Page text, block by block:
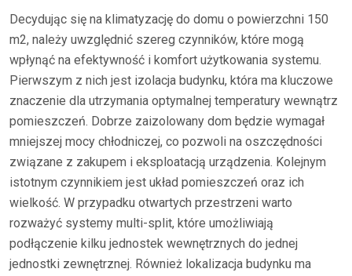
Decydując się na klimatyzację do domu o powierzchni 150
m2, należy uwzględnić szereg czynników, które mogą
wpłynąć na efektywność i komfort użytkowania systemu.
Pierwszym z nich jest izolacja budynku, która ma kluczowe
znaczenie dla utrzymania optymalnej temperatury wewnątrz
pomieszczeń. Dobrze zaizolowany dom będzie wymagał
mniejszej mocy chłodniczej, co pozwoli na oszczędności
związane z zakupem i eksploatacją urządzenia. Kolejnym
istotnym czynnikiem jest układ pomieszczeń oraz ich
wielkość. W przypadku otwartych przestrzeni warto
rozważyć systemy multi-split, które umożliwiają
podłączenie kilku jednostek wewnętrznych do jednej
jednostki zewnętrznej. Również lokalizacja budynku ma